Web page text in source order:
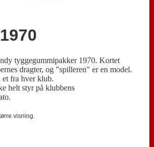
tyggegummipakker 1970. Kortet
dragter, og "spilleren" er en model.
fra hver klub.
helt styr på klubbens
visning.